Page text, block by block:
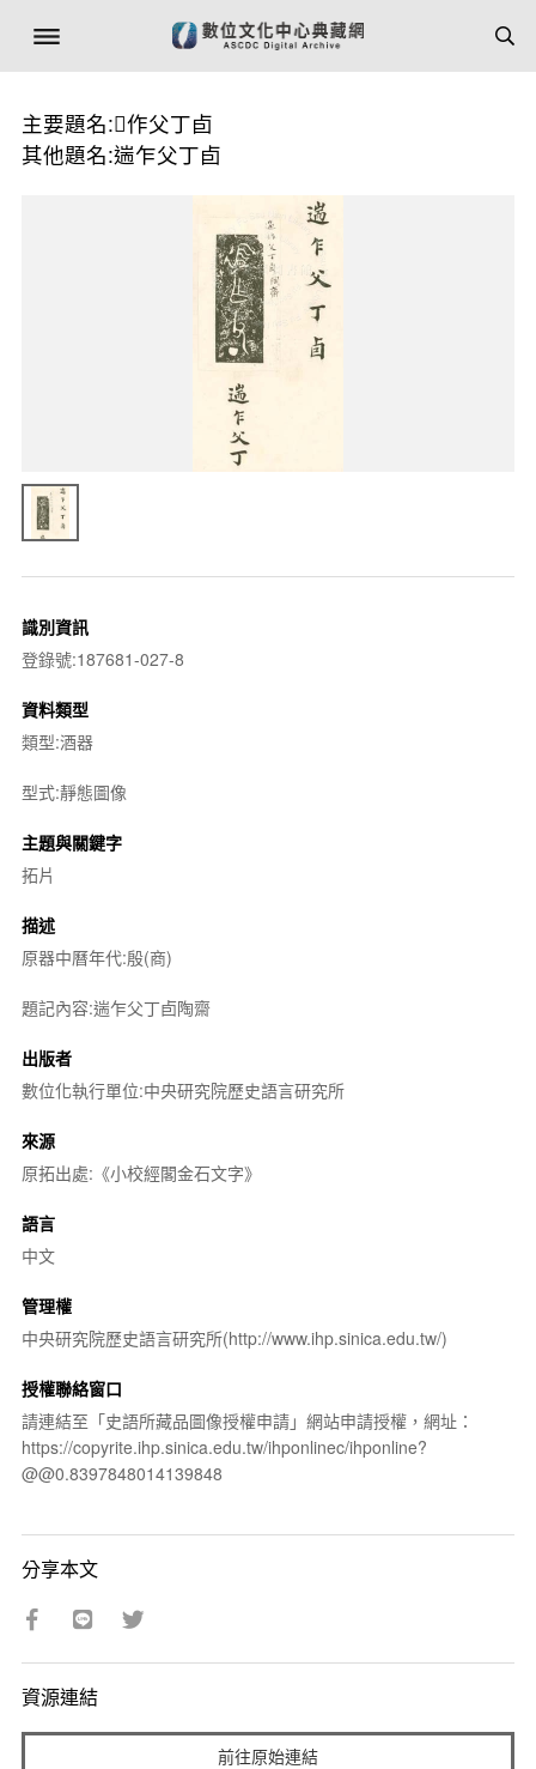
主要題名:𩬂作父丁卣
其他題名:遄乍父丁卣
識別資訊
登錄號:187681-027-8
資料類型
類型:酒器
型式:靜態圖像
主題與關鍵字
拓片
描述
原器中曆年代:殷(商)
題記內容:遄乍父丁卣陶齋
出版者
數位化執行單位:中央研究院歷史語言研究所
來源
原拓出處:《小校經閣金石文字》
語言
中文
管理權
中央研究院歷史語言研究所(http://www.ihp.sinica.edu.tw/)
授權聯絡窗口
請連結至「史語所藏品圖像授權申請」網站申請授權，網址：
https://copyrite.ihp.sinica.edu.tw/ihponlinec/ihponline?
@@0.8397848014139848
分享本文
資源連結
前往原始連結